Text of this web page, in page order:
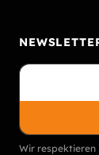
Wir respektieren